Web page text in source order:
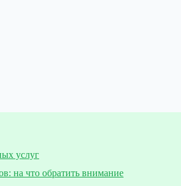
услуг
на что обратить внимание